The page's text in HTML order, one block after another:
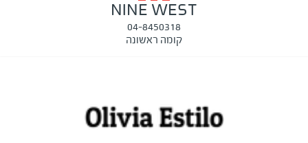
NINE WEST
04-8450318
קומה ראשונה